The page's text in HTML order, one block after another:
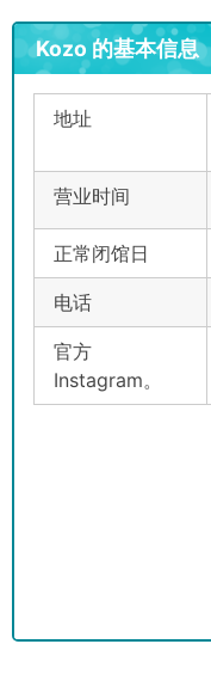
Kozo 的基本信息
地址
营业时间
正常闭馆日
电话
官方
Instagram。